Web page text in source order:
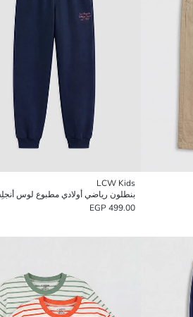
LCW Kids
بنطلون رياضي أولادي مطبوع لوس
499.00 EGP